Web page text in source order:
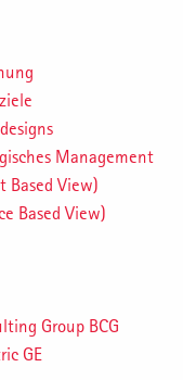
Management
Based View)
Based View)
Group BCG
GE